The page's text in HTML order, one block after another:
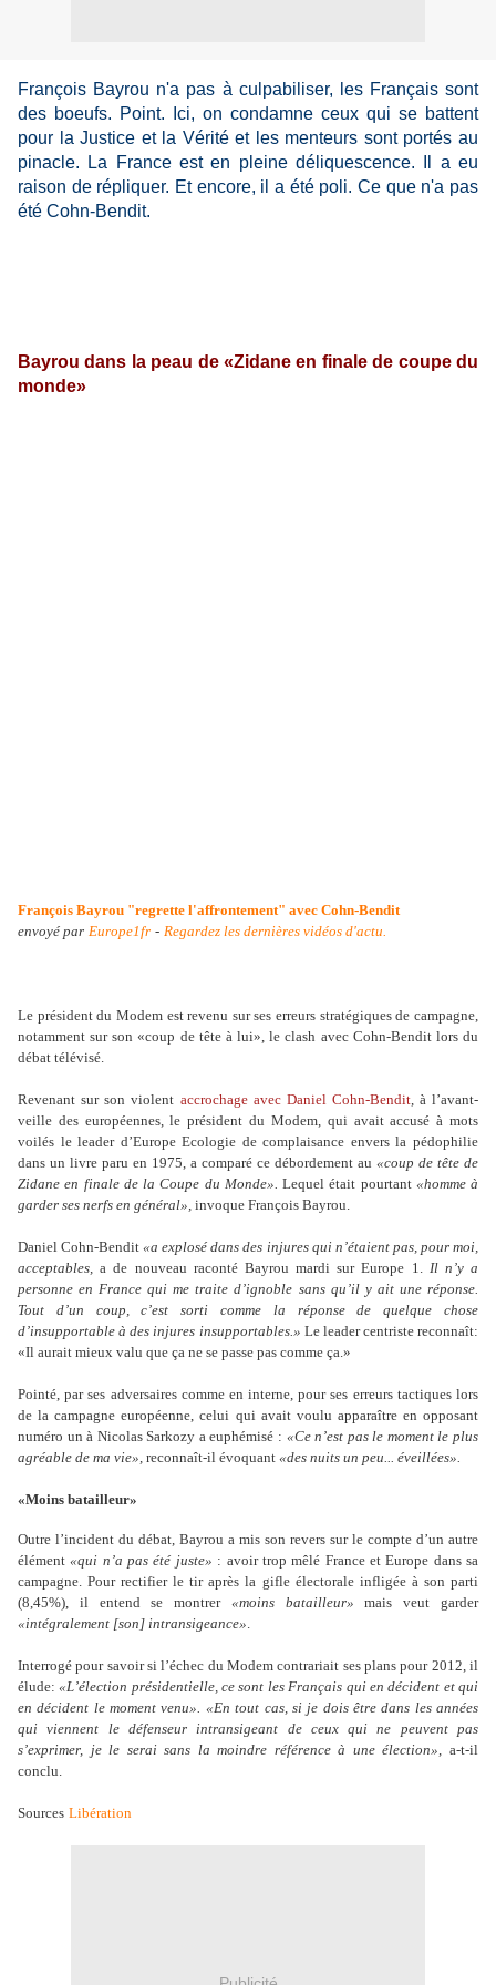
François Bayrou n'a pas à culpabiliser, les Français sont
des boeufs. Point. Ici, on condamne ceux qui se battent
pour la Justice et la Vérité et les menteurs sont portés au
pinacle. La France est en pleine déliquescence. Il a eu
raison de répliquer. Et encore, il a été poli. Ce que n'a pas
été Cohn-Bendit.
Bayrou dans la peau de «Zidane en finale de coupe du
monde»
François Bayrou "regrette l'affrontement" avec Cohn-Bendit
envoyé par Europe1fr - Regardez les dernières vidéos d'actu.
Le président du Modem est revenu sur ses erreurs stratégiques de campagne,
notamment sur son «coup de tête à lui», le clash avec Cohn-Bendit lors du
débat télévisé.
Revenant sur son violent accrochage avec Daniel Cohn-Bendit, à l’avant-
veille des européennes, le président du Modem, qui avait accusé à mots
voilés le leader d’Europe Ecologie de complaisance envers la pédophilie
dans un livre paru en 1975, a comparé ce débordement au «coup de tête de
Zidane en finale de la Coupe du Monde». Lequel était pourtant «homme à
garder ses nerfs en général», invoque François Bayrou.
Daniel Cohn-Bendit«a explosé dans des injures qui n’étaient pas, pour moi,
acceptables, a de nouveau raconté Bayrou mardi sur Europe 1. Il n’y a
personne en France qui me traite d’ignoble sans qu’il y ait une réponse.
Tout d’un coup, c’est sorti comme la réponse de quelque chose
d’insupportable à des injures insupportables.» Le leader centriste reconnaît:
«Il aurait mieux valu que ça ne se passe pas comme ça.»
Pointé, par ses adversaires comme en interne, pour ses erreurs tactiques lors
de la campagne européenne, celui qui avait voulu apparaître en opposant
numéro un à Nicolas Sarkozy a euphémisé : «Ce n’est pas le moment le plus
agréable de ma vie», reconnaît-il évoquant «des nuits un peu... éveillées».
«Moins batailleur»
Outre l’incident du débat, Bayrou a mis son revers sur le compte d’un autre
élément«qui n’a pas été juste» : avoir trop mêlé France et Europe dans sa
campagne. Pour rectifier le tir après la gifle électorale infligée à son parti
(8,45%), il entend se montrer «moins batailleur» mais veut garder
«intégralement [son] intransigeance»
Interrogé pour savoir si l’échec du Modem contrariait ses plans pour 2012, il
élude:«L’élection présidentielle, ce sont les Français qui en décident et qui
en décident le moment venu». «En tout cas, si je dois être dans les années
qui viennent le défenseur intransigeant de ceux qui ne peuvent pas
s’exprimer, je le serai sans la moindre référence à une élection»,
a-t-il
conclu.
Sources Libération